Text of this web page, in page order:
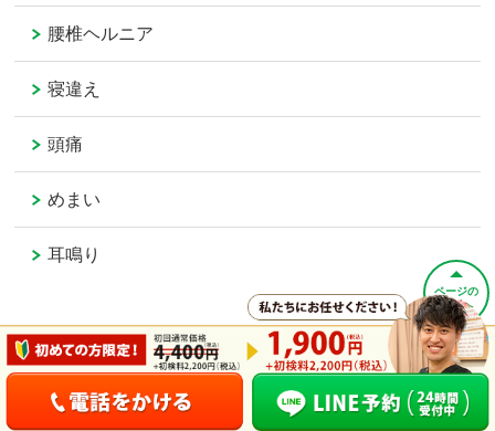
腰椎ヘルニア
寝違え
頭痛
めまい
耳鳴り
ページの
先頭へ